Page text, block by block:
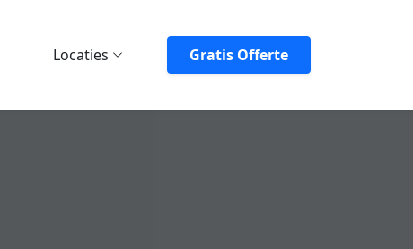
Locaties Gratis Offerte